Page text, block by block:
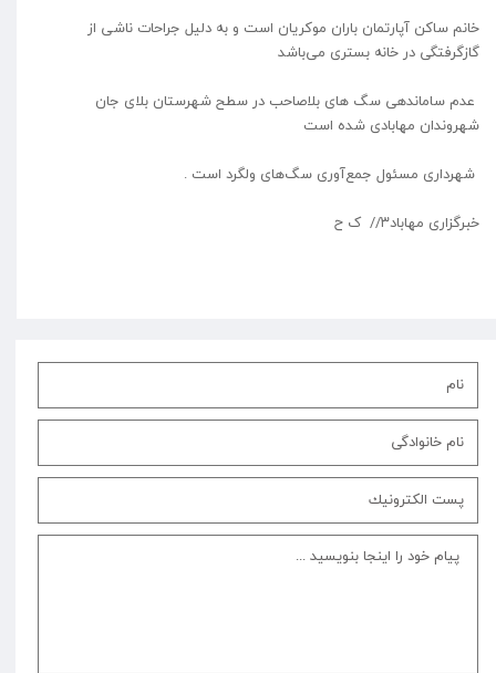
خانم ساکن آپارتمان باران موکریان است و به دلیل جراحات ناشی از
گازگرفتگی در خانه بستری می‌باشد
عدم ساماندهی سگ های بلاصاحب در سطح شهرستان بلای جان
شهروندان مهابادی شده است
شهرداری مسئول جمع‌آوری سگ‌های ولگرد است ⁦.
⁩خبرگزاری مهاباد۳// ک ح